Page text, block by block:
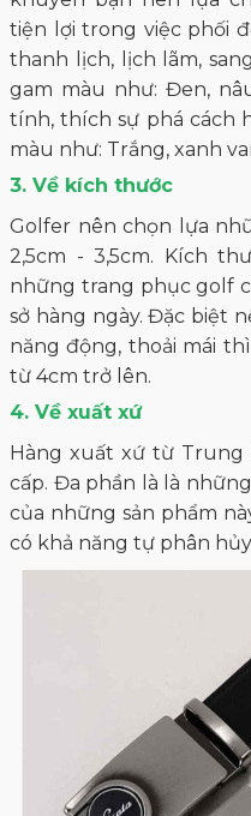
tiện lợi trong việc phối
thanh lịch, lịch lãm,
gam màu như: Đen,
tính, thích sự phá cách
màu như: Trắng, xanh
3. Về kích thước
Golfer nên chọn lựa
2,5cm - 3,5cm. Kích
những trang phục golf
sở hàng ngày. Đặc biệt
năng động, thoải mái
từ 4cm trở lên.
4. Về xuất xứ
Hàng xuất xứ từ Trung
cấp. Đa phần là là
của những sản phẩm
có khả năng tự phân